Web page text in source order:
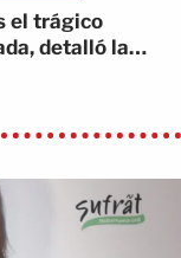
el trágico
detalló la